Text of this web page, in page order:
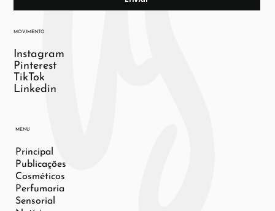
MOVIMENTO
Instagram
Pinterest
TikTok
Linkedin
MENU
Principal
Publicações
Cosméticos
Perfumaria
Sensorial